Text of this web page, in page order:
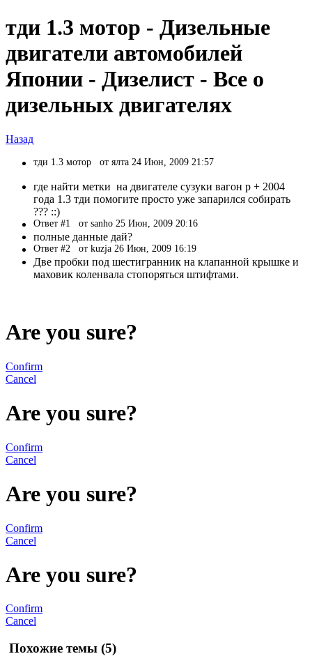
тди 1.3 мотор - Дизельные
двигатели автомобилей
Японии - Дизелист - Все о
дизельных двигателях
Назад
тди 1.3 мотор от ялта 24 Июн, 2009 21:57
где найти метки на двигателе сузуки вагон р + 2004
года 1.3 тди помогите просто уже запарился собирать
??? ::)
Ответ #1 от sanho 25 Июн, 2009 20:16
полные данные дай?
Ответ #2 от kuzja 26 Июн, 2009 16:19
Две пробки под шестигранник на клапанной крышке и
маховик коленвала стопоряться штифтами.
Are you sure?
Confirm
Cancel
Are you sure?
Confirm
Cancel
Are you sure?
Confirm
Cancel
Are you sure?
Confirm
Cancel
Похожие темы (5)